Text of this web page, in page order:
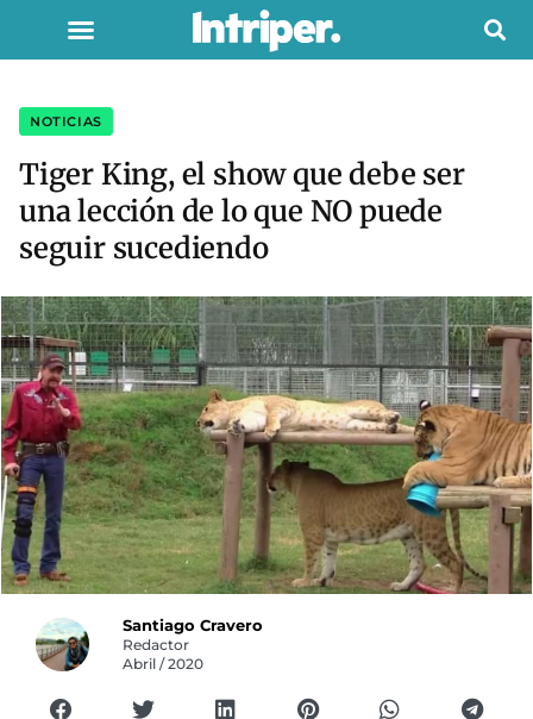
NOTICIAS
Tiger King, el show que debe ser
una lección de lo que NO puede
seguir sucediendo
Santiago Cravero
Redactor
Abril / 2020